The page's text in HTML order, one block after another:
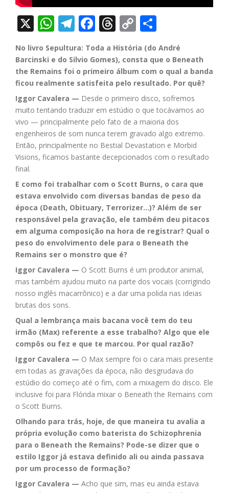
X WhatsApp
Telegram
Facebook
Threads
Copy
Link
No livro Sepultura: Toda a História (do André
Barcinski e do Silvio Gomes), consta que o Beneath
the Remains foi o primeiro álbum com o qual a banda
ficou realmente satisfeita pelo resultado. Por quê?
Iggor Cavalera — Desde o primeiro disco, sofremos
muito tentando traduzir em estúdio o que tocávamos ao
vivo — principalmente pelo fato de a maioria dos
engenheiros de som nunca terem gravado algo extremo.
Então, principalmente no Bestial Devastation e Morbid
Visions, ficamos bastante decepcionados com o resultado
final.
E como foi trabalhar com o Scott Burns, o cara que
estava envolvido com diversas bandas de peso da
época (Death, Obituary, Terrorizer…)? Além de ser
responsável pela gravação, ele também deu pitacos
em alguma composição na hora de registrar? Qual o
peso do envolvimento dele para o Beneath the
Remains ser o monstro que é?
Iggor Cavalera — O Scott Burns é um produtor animal,
mas também ajudou muito na parte dos vocais (corrigindo
nosso inglês macarrônico) e a dar uma polida nas ideias
brutas dos sons.
Qual a lembrança mais bacana você tem do teu
irmão (Max) referente a esse trabalho? Algo que ele
compôs ou fez e que te marcou. Por qual razão?
Iggor Cavalera — O Max sempre foi o cara mais presente
em todas as gravações da época, não desgrudava do
estúdio do começo até o fim, com a mixagem do disco. Ele
inclusive foi para Flórida mixar o Beneath the Remains com
o Scott Burns.
Olhando para trás, hoje, de que maneira tu avalia a
própria evolução como baterista do Schizophrenia
para o Beneath the Remains? Pode-se dizer que o
estilo Iggor já estava definido ali ou ainda passava
por um processo de formação?
Iggor Cavalera — Acho que sim, mas eu ainda estava